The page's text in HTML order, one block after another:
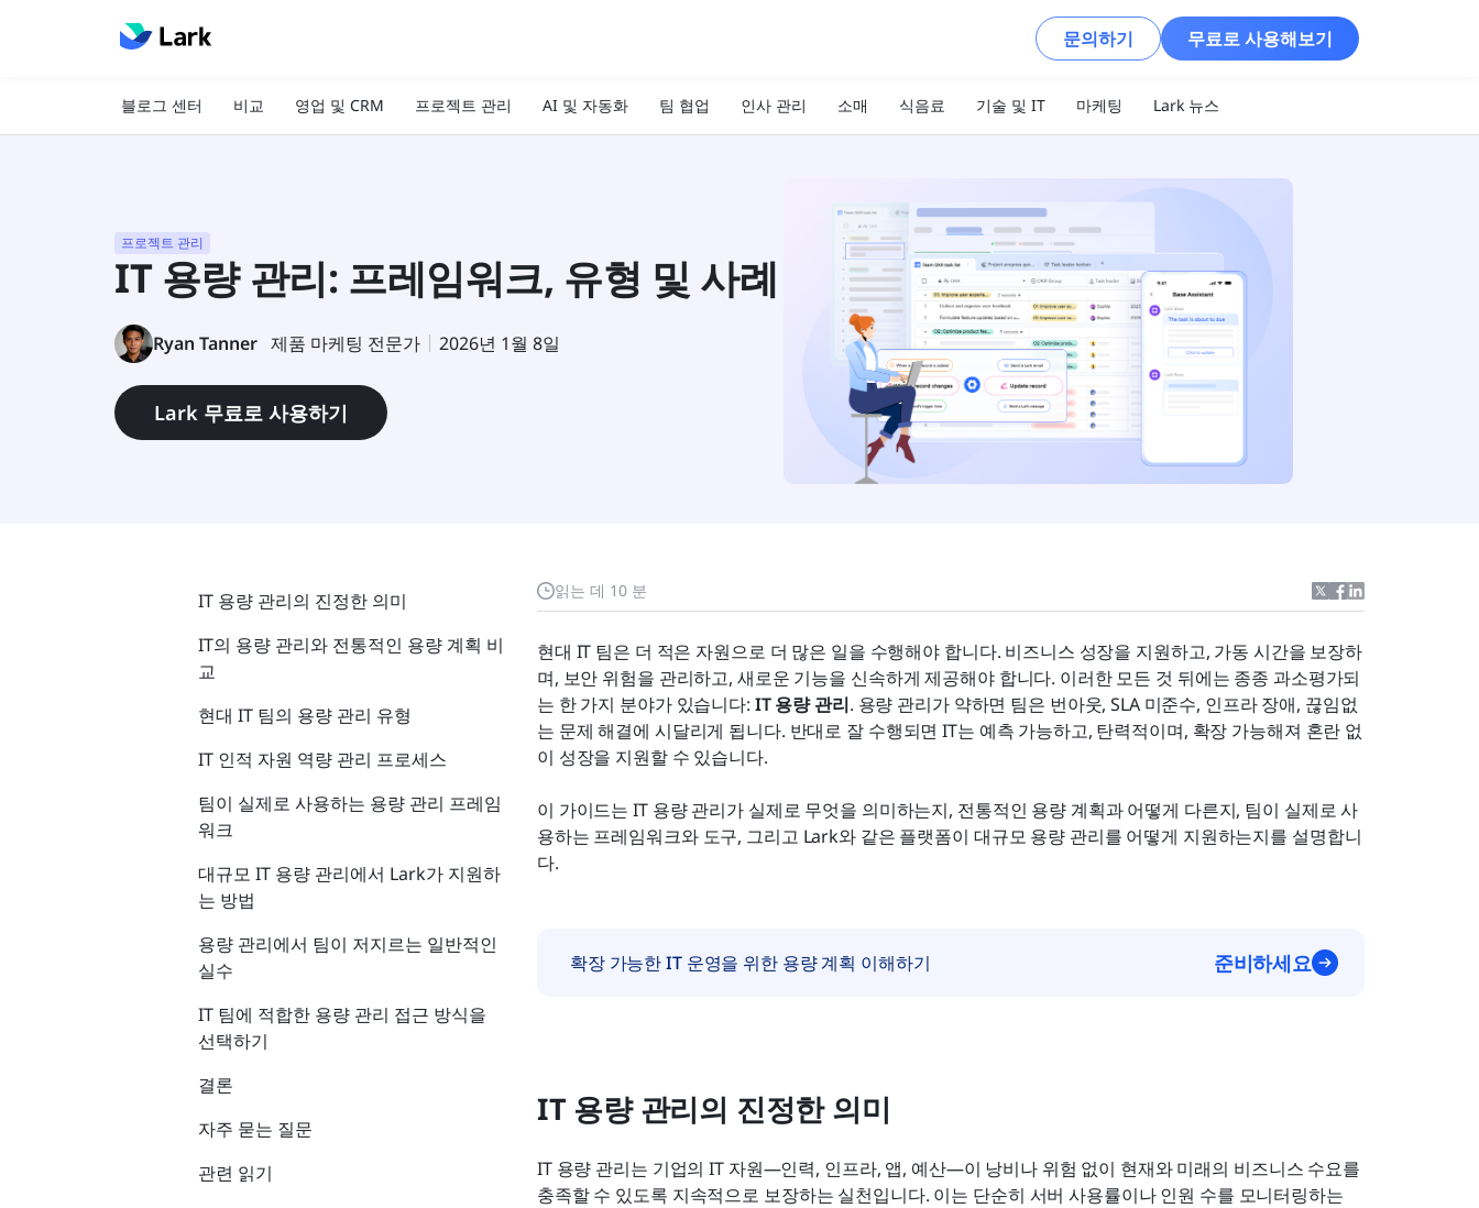
문의하기 무료로 사용해보기
블로그 센터 비교 영업 및 CRM 프로젝트 관리 AI 및 자동화 팀 협업 인사 관리 소매 식음료 기술 및 IT 마케팅 Lark 뉴스
프로젝트 관리
IT 용량 관리: 프레임워크, 유형 및 사례
Ryan Tanner 제품 마케팅 전문가 2026년 1월 8일
Lark 무료로 사용하기
읽는 데 10 분
현대 IT 팀은 더 적은 자원으로 더 많은 일을 수행해야 합니다. 비즈니스 성장을 지원하고, 가동 시간을 보장하
며, 보안 위험을 관리하고, 새로운 기능을 신속하게 제공해야 합니다. 이러한 모든 것 뒤에는 종종 과소평가되
는 한 가지 분야가 있습니다: IT 용량 관리. 용량 관리가 약하면 팀은 번아웃, SLA 미준수, 인프라 장애, 끊임없
는 문제 해결에 시달리게 됩니다. 반대로 잘 수행되면 IT는 예측 가능하고, 탄력적이며, 확장 가능해져 혼란 없
이 성장을 지원할 수 있습니다.
이 가이드는 IT 용량 관리가 실제로 무엇을 의미하는지, 전통적인 용량 계획과 어떻게 다른지, 팀이 실제로 사
용하는 프레임워크와 도구, 그리고 Lark와 같은 플랫폼이 대규모 용량 관리를 어떻게 지원하는지를 설명합니
다.
확장 가능한 IT 운영을 위한 용량 계획 이해하기 준비하세요
IT 용량 관리의 진정한 의미
IT 용량 관리는 기업의 IT 자원—인력, 인프라, 앱, 예산—이 낭비나 위험 없이 현재와 미래의 비즈니스 수요를
충족할 수 있도록 지속적으로 보장하는 실천입니다. 이는 단순히 서버 사용률이나 인원 수를 모니터링하는
IT 용량 관리의 진정한 의미
IT의 용량 관리와 전통적인 용량 계획 비
교
현대 IT 팀의 용량 관리 유형
IT 인적 자원 역량 관리 프로세스
팀이 실제로 사용하는 용량 관리 프레임
워크
대규모 IT 용량 관리에서 Lark가 지원하
는 방법
용량 관리에서 팀이 저지르는 일반적인
실수
IT 팀에 적합한 용량 관리 접근 방식을
선택하기
결론
자주 묻는 질문
관련 읽기